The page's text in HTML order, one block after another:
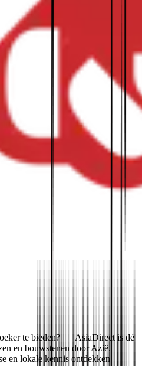
te bieden? == AsiaDirect is dé
en bouwstenen door Azië.
en lokale kennis ontdekken